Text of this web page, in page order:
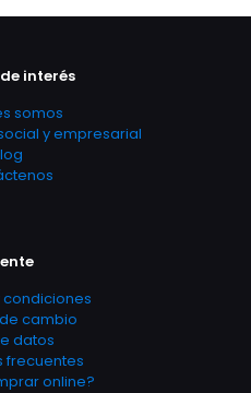
interés
somos
y empresarial
condiciones
cambio
datos
frecuentes
online?